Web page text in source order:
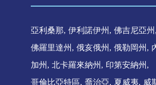
亞利桑那 伊利諾伊州
佛吉尼亞州
佛羅里達州
俄亥俄州 俄勒岡州
加州
北卡羅來納州
印第安納州
哥倫比亞特區 喬治亞 夏威夷
威